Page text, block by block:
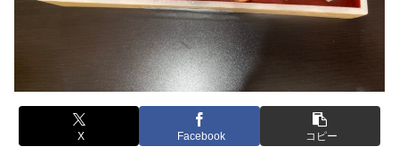
X Facebook コピー